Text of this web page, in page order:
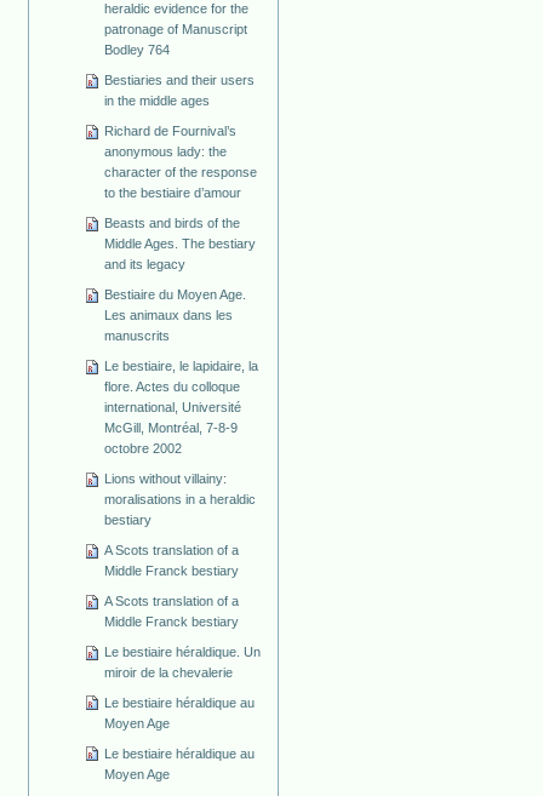
heraldic evidence for the
patronage of Manuscript
Bodley 764
Bestiaries and their users
in the middle ages
Richard de Fournival’s
anonymous lady: the
character of the response
to the bestiaire d’amour
Beasts and birds of the
Middle Ages. The bestiary
and its legacy
Bestiaire du Moyen Age.
Les animaux dans les
manuscrits
Le bestiaire, le lapidaire, la
flore. Actes du colloque
international, Université
McGill, Montréal, 7-8-9
octobre 2002
Lions without villainy:
moralisations in a heraldic
bestiary
A Scots translation of a
Middle Franck bestiary
A Scots translation of a
Middle Franck bestiary
Le bestiaire héraldique. Un
miroir de la chevalerie
Le bestiaire héraldique au
Moyen Age
Le bestiaire héraldique au
Moyen Age